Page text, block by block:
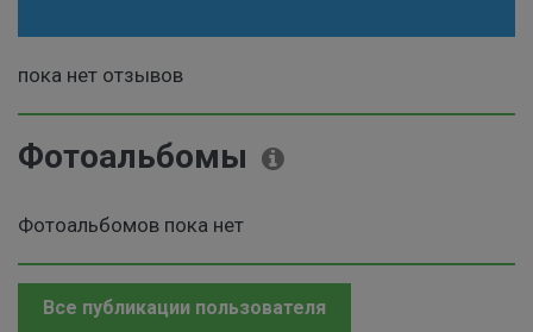
пока нет отзывов
Фотоальбомы
Фотоальбомов пока нет
Все публикации пользователя